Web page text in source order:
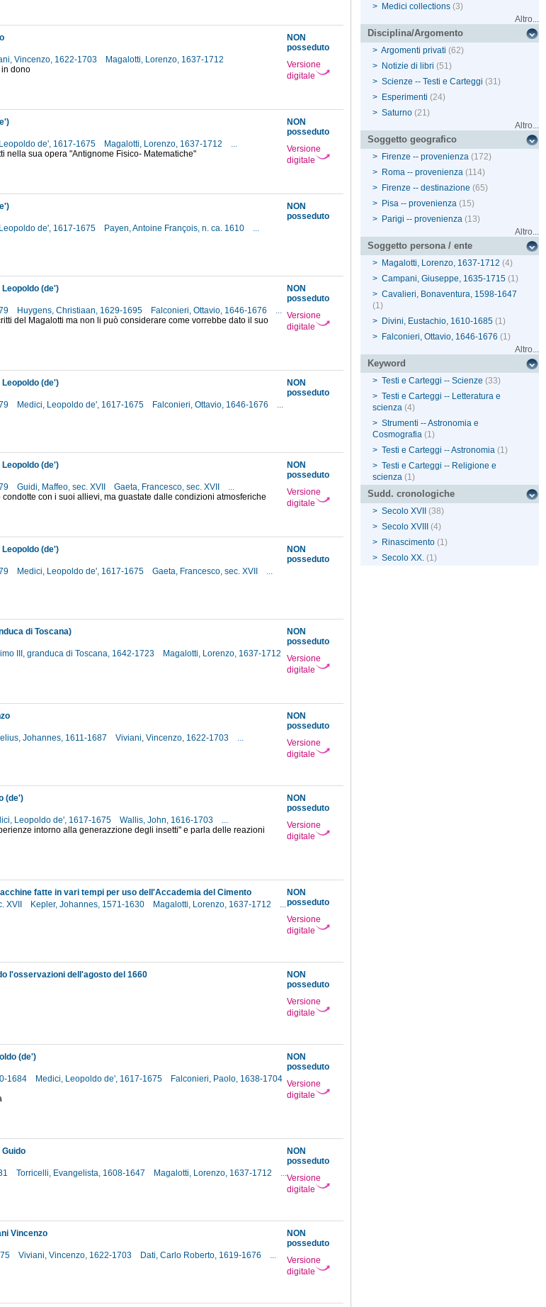
NON
posseduto
Versione
digitale
Vincenzo, 1622-1703
Magalotti, Lorenzo, 1637-1712
dono
NON
posseduto
Versione
digitale
de', 1617-1675 Magalotti, Lorenzo, 1637-1712
...
nella sua opera "Antignome Fisico- Matematiche"
NON
posseduto
de', 1617-1675 Payen, Antoine François, n. ca. 1610
...
NON
posseduto
Versione
digitale
(de')
Huygens, Christiaan, 1629-1695 Falconieri, Ottavio, 1646-1676
...
del Magalotti ma non li può considerare come vorrebbe dato il suo
NON
posseduto
(de')
Medici, Leopoldo de', 1617-1675 Falconieri, Ottavio, 1646-1676
...
NON
posseduto
Versione
digitale
(de')
Guidi, Maffeo, sec. XVII Gaeta, Francesco, sec. XVII
...
con i suoi allievi, ma guastate dalle condizioni atmosferiche
NON
posseduto
(de')
Medici, Leopoldo de', 1617-1675 Gaeta, Francesco, sec. XVII
...
NON
posseduto
Versione
digitale
di Toscana)
III, granduca di Toscana, 1642-1723
Magalotti, Lorenzo, 1637-1712
NON
posseduto
Versione
digitale
Johannes, 1611-1687 Viviani, Vincenzo, 1622-1703
...
NON
posseduto
Versione
digitale
(de')
Leopoldo de', 1617-1675 Wallis, John, 1616-1703
...
intorno alla generazzione degli insetti" e parla delle reazioni
NON
posseduto
Versione
digitale
fatte in vari tempi per uso dell'Accademia del Cimento
XVII
Kepler, Johannes, 1571-1630 Magalotti, Lorenzo, 1637-1712
...
NON
posseduto
Versione
digitale
l'osservazioni dell'agosto del 1660
NON
posseduto
Versione
digitale
(de')
1684
Medici, Leopoldo de', 1617-1675
Falconieri, Paolo, 1638-1704
NON
posseduto
Versione
digitale
Torricelli, Evangelista, 1608-1647 Magalotti, Lorenzo, 1637-1712
...
NON
posseduto
Versione
digitale
Vincenzo
Viviani, Vincenzo, 1622-1703 Dati, Carlo Roberto, 1619-1676
...
> Medici collections (3)
Altro...
Disciplina/Argomento
> Argomenti privati (62)
> Notizie di libri (51)
> Scienze -- Testi e Carteggi (31)
> Esperimenti (24)
> Saturno (21)
Altro...
Soggetto geografico
> Firenze -- provenienza (172)
> Roma -- provenienza (114)
> Firenze -- destinazione (65)
> Pisa -- provenienza (15)
> Parigi -- provenienza (13)
Altro...
Soggetto persona / ente
> Magalotti, Lorenzo, 1637-1712 (4)
> Campani, Giuseppe, 1635-1715 (1)
> Cavalieri, Bonaventura, 1598-1647
(1)
> Divini, Eustachio, 1610-1685 (1)
> Falconieri, Ottavio, 1646-1676 (1)
Altro...
Keyword
> Testi e Carteggi -- Scienze (33)
> Testi e Carteggi -- Letteratura e
scienza (4)
> Strumenti -- Astronomia e
Cosmografia (1)
> Testi e Carteggi -- Astronomia (1)
> Testi e Carteggi -- Religione e
scienza (1)
Sudd. cronologiche
> Secolo XVII
(38)
> Secolo XVIII
(4)
> Rinascimento (1)
> Secolo XX. (1)